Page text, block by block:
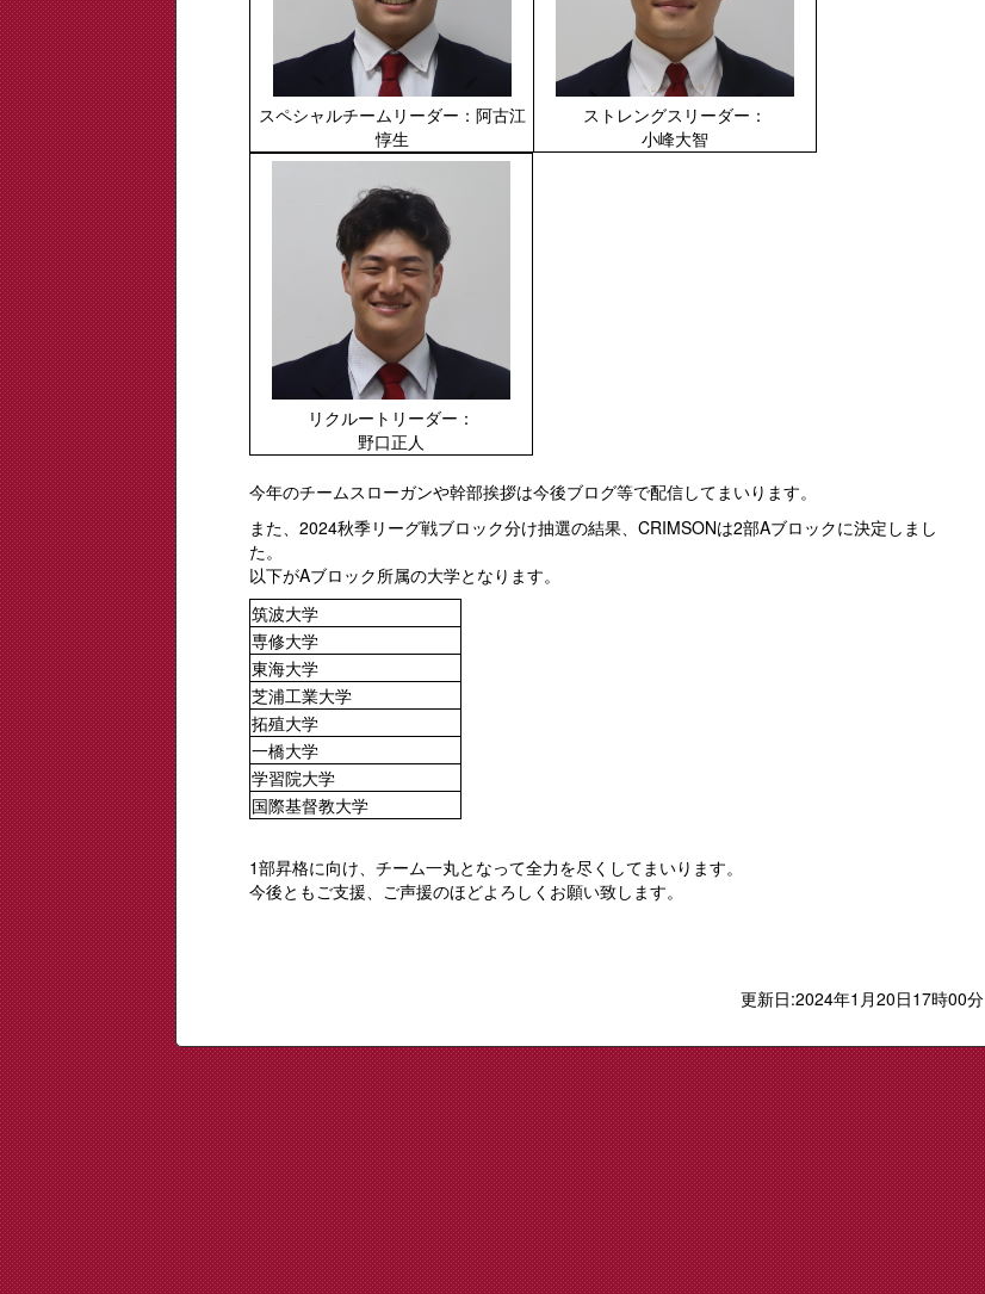
スペシャルチームリーダー：阿古江
惇生
ストレングスリーダー：
小峰大智
リクルートリーダー：
野口正人
今年のチームスローガンや幹部挨拶は今後ブログ等で配信してまいります。
また、2024秋季リーグ戦ブロック分け抽選の結果、CRIMSONは2部Aブロックに決定しまし
た。
以下がAブロック所属の大学となります。
筑波大学
専修大学
東海大学
芝浦工業大学
拓殖大学
一橋大学
学習院大学
国際基督教大学
1部昇格に向け、チーム一丸となって全力を尽くしてまいります。
今後ともご支援、ご声援のほどよろしくお願い致します。
更新日:2024年1月20日17時00分